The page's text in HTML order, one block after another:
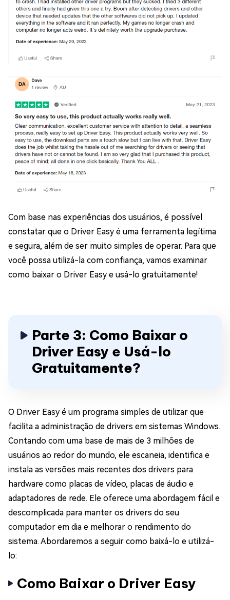
Com base nas experiências dos usuários, é possível
constatar que o Driver Easy é uma ferramenta legítima
e segura, além de ser muito simples de operar. Para que
você possa utilizá-la com confiança, vamos examinar
como baixar o Driver Easy e usá-lo gratuitamente!
Parte 3: Como Baixar o
Driver Easy e Usá-lo
Gratuitamente?
O Driver Easy é um programa simples de utilizar que
facilita a administração de drivers em sistemas Windows.
Contando com uma base de mais de 3 milhões de
usuários ao redor do mundo, ele escaneia, identifica e
instala as versões mais recentes dos drivers para
hardware como placas de vídeo, placas de áudio e
adaptadores de rede. Ele oferece uma abordagem fácil e
descomplicada para manter os drivers do seu
computador em dia e melhorar o rendimento do
sistema. Abordaremos a seguir como baixá-lo e utilizá-
lo:
Como Baixar o Driver Easy